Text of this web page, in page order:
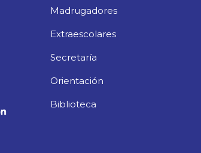
Madrugadores
Extraescolares
Secretaría
Orientación
Biblioteca